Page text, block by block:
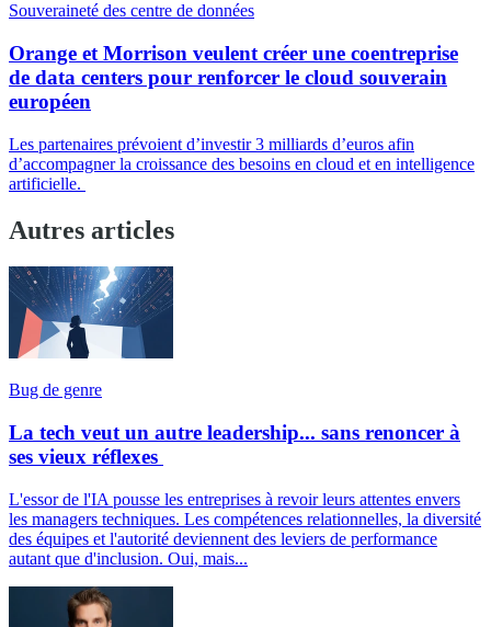
Souveraineté des centre de données
Orange et Morrison veulent créer une coentreprise
de data centers pour renforcer le cloud souverain
européen
Les partenaires prévoient d’investir 3 milliards d’euros afin
d’accompagner la croissance des besoins en cloud et en intelligence
artificielle.
Autres articles
Bug de genre
La tech veut un autre leadership... sans renoncer à
ses vieux réflexes
L'essor de l'IA pousse les entreprises à revoir leurs attentes envers
les managers techniques. Les compétences relationnelles, la diversité
des équipes et l'autorité deviennent des leviers de performance
autant que d'inclusion. Oui, mais...